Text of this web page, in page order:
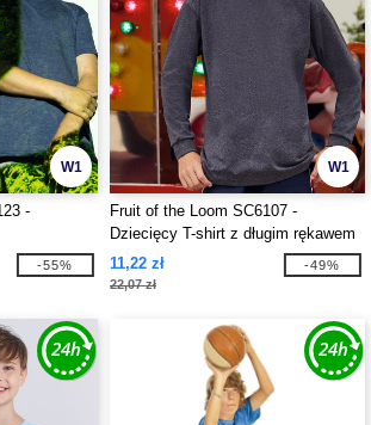
W1
-
-55%
W1
Fruit of the Loom SC6107 -
Dziecięcy T-shirt z długim rękawem
11,22 zł
22,07 zł
-49%